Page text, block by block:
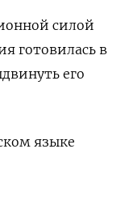
силой
готовилась в
его
языке